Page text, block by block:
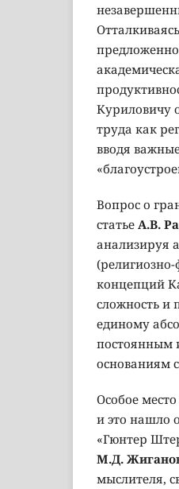
Куриловичу
труда как
вводя
Вопрос о
статье А.В.
анализируя
концепций
сложность и
единому
постоянным
основаниям
Особое
и это нашло
«Гюнтер
М.Д.
мыслителя,